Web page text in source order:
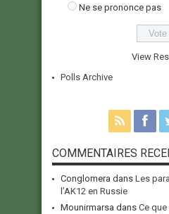
Ne se prononce pas
View
Polls Archive
COMMENTAIRES
Conglomera dans Les
l’AK12 en Russie
Mounirmarsa dans Ce que